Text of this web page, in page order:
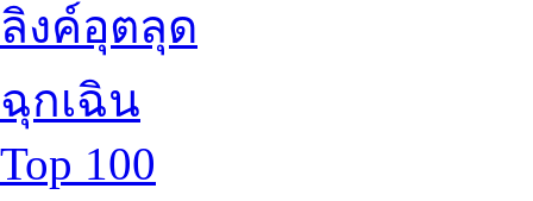
ลิงค์อุตลุด
ฉุกเฉิน
Top 100